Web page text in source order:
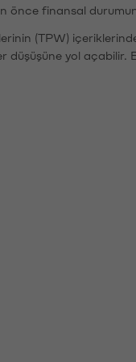
önce finansal
(TPW)
düşüşüne yol